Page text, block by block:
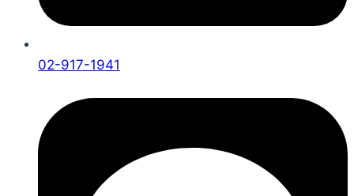
02-917-1941